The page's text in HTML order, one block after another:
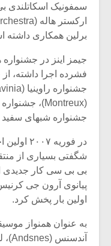
برلین همکاری داشته
جیمز اینز در جشنواره
فشرده اجرا داشته،
جشنواره شبهای سفید
در
بی بی سی کار جدیدی
اولین بار پخش کرد.
به عنوان همنواز